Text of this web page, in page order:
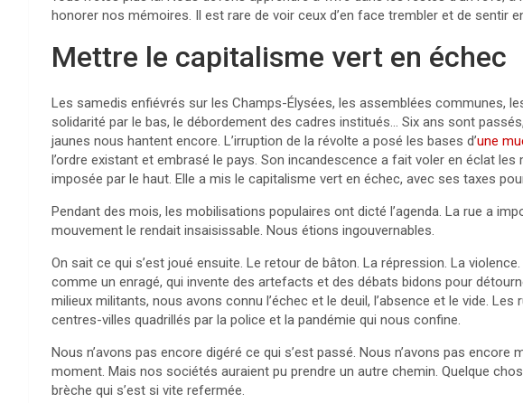
honorer nos mémoires. Il est rare de voir ceux d’en face trembler et de sentir
Mettre le capitalisme vert en échec
Les samedis enfiévrés sur les Champs-Élysées, les assemblées communes,
solidarité par le bas, le débordement des cadres institués… Six ans sont
jaunes nous hantent encore. L’irruption de la révolte a posé les bases d’une
l’ordre existant et embrasé le pays. Son incandescence a fait voler en éclat les
imposée par le haut. Elle a mis le capitalisme vert en échec, avec ses taxes
Pendant des mois, les mobilisations populaires ont dicté l’agenda. La rue a
mouvement le rendait insaisissable. Nous étions ingouvernables.
On sait ce qui s’est joué ensuite. Le retour de bâton. La répression. La
comme un enragé, qui invente des artefacts et des débats bidons pour
milieux militants, nous avons connu l’échec et le deuil, l’absence et le vide. Les
centres-villes quadrillés par la police et la pandémie qui nous confine.
Nous n’avons pas encore digéré ce qui s’est passé. Nous n’avons pas encore
moment. Mais nos sociétés auraient pu prendre un autre chemin. Quelque
brèche qui s’est si vite refermée.